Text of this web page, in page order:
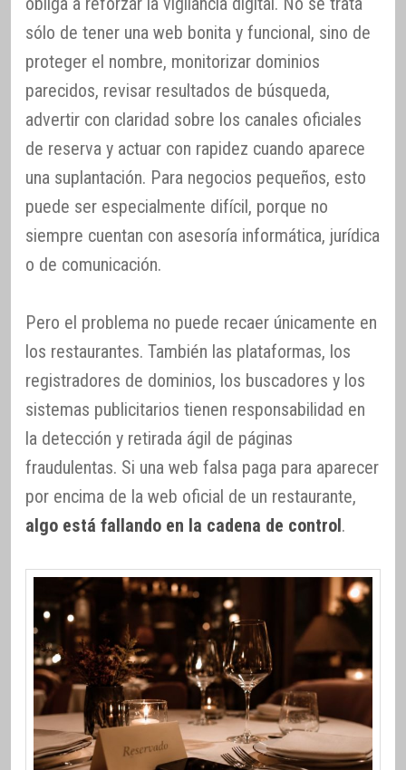
sólo de tener una web bonita y funcional, sino de
proteger el nombre, monitorizar dominios
parecidos, revisar resultados de búsqueda,
advertir con claridad sobre los canales oficiales
de reserva y actuar con rapidez cuando aparece
una suplantación. Para negocios pequeños, esto
puede ser especialmente difícil, porque no
siempre cuentan con asesoría informática, jurídica
o de comunicación.
Pero el problema no puede recaer únicamente en
los restaurantes. También las plataformas, los
registradores de dominios, los buscadores y los
sistemas publicitarios tienen responsabilidad en
la detección y retirada ágil de páginas
fraudulentas. Si una web falsa paga para aparecer
por encima de la web oficial de un restaurante,
algo está fallando en la cadena de control .